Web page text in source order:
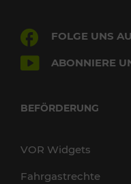
FOLGE UNS
ABONNIERE
BEFÖRDERUNG
VOR Widgets
Fahrgastrechte